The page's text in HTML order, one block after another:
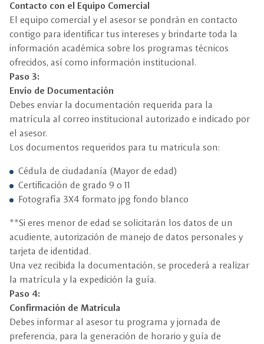
Contacto con el Equipo Comercial
El equipo comercial y el asesor se pondrán en contacto
contigo para identificar tus intereses y brindarte toda la
información académica sobre los programas técnicos
ofrecidos, así como información institucional.
Paso 3:
Envío de Documentación
Debes enviar la documentación requerida para la
matrícula al correo institucional autorizado e indicado por
el asesor.
Los documentos requeridos para tu matricula son:
Cédula de ciudadanía (Mayor de edad)
Certificación de grado 9 o 11
Fotografía 3X4 formato jpg fondo blanco
**Si eres menor de edad se solicitarán los datos de un
acudiente, autorización de manejo de datos personales y
tarjeta de identidad.
Una vez recibida la documentación, se procederá a realizar
la matrícula y la expedición la guía.
Paso 4:
Confirmación de Matrícula
Debes informar al asesor tu programa y jornada de
preferencia, para la generación de horario y guía de